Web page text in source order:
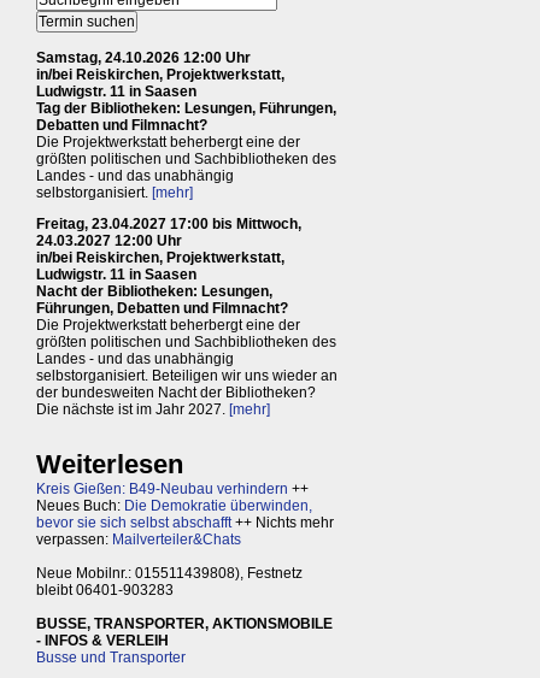
Samstag, 24.10.2026 12:00 Uhr
in/bei Reiskirchen, Projektwerkstatt,
Ludwigstr. 11 in Saasen
Tag der Bibliotheken: Lesungen, Führungen,
Debatten und Filmnacht?
Die Projektwerkstatt beherbergt eine der
größten politischen und Sachbibliotheken des
Landes - und das unabhängig
selbstorganisiert. [mehr]
Freitag, 23.04.2027 17:00 bis Mittwoch,
24.03.2027 12:00 Uhr
in/bei Reiskirchen, Projektwerkstatt,
Ludwigstr. 11 in Saasen
Nacht der Bibliotheken: Lesungen,
Führungen, Debatten und Filmnacht?
Die Projektwerkstatt beherbergt eine der
größten politischen und Sachbibliotheken des
Landes - und das unabhängig
selbstorganisiert. Beteiligen wir uns wieder an
der bundesweiten Nacht der Bibliotheken?
Die nächste ist im Jahr 2027. [mehr]
Weiterlesen
Kreis Gießen: B49-Neubau verhindern ++
Neues Buch: Die Demokratie überwinden,
bevor sie sich selbst abschafft++ Nichts mehr
verpassen: Mailverteiler&Chats
Neue Mobilnr.: 015511439808), Festnetz
bleibt 06401-903283
BUSSE, TRANSPORTER, AKTIONSMOBILE
- INFOS & VERLEIH
Busse und Transporter